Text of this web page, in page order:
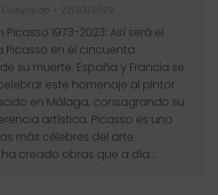
CulturaLab 22/03/2023
1973-2023: Así será el
Picasso en el cincuenta
su muerte. España y Francia se
este homenaje al pintor
en Málaga, consagrando su
artística. Picasso es uno
más célebres del arte
creado obras que a día…